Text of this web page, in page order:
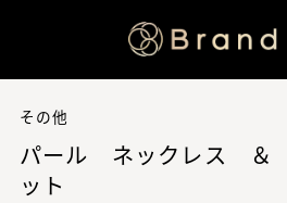
その他
パール ネックレス
ット